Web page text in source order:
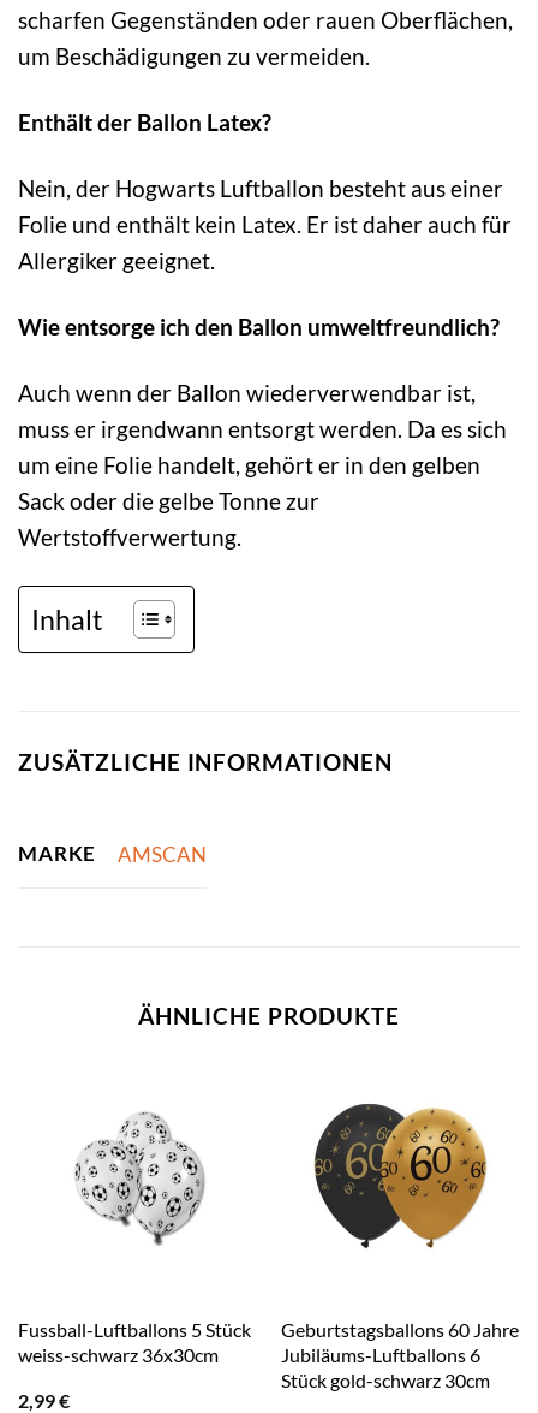
scharfen Gegenständen oder rauen Oberflächen,
um Beschädigungen zu vermeiden.
Enthält der Ballon Latex?
Nein, der Hogwarts Luftballon besteht aus einer
Folie und enthält kein Latex. Er ist daher auch für
Allergiker geeignet.
Wie entsorge ich den Ballon umweltfreundlich?
Auch wenn der Ballon wiederverwendbar ist,
muss er irgendwann entsorgt werden. Da es sich
um eine Folie handelt, gehört er in den gelben
Sack oder die gelbe Tonne zur
Wertstoffverwertung.
Inhalt
ZUSÄTZLICHE INFORMATIONEN
MARKE AMSCAN
ÄHNLICHE PRODUKTE
Fussball-Luftballons 5 Stück
weiss-schwarz 36x30cm
2,99€
Geburtstagsballons 60 Jahre
Jubiläums-Luftballons 6
Stück gold-schwarz 30cm